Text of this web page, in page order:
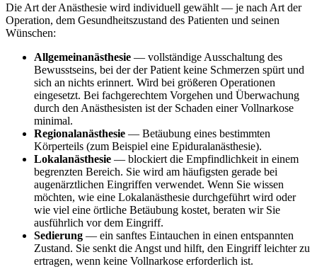
Die Art der Anästhesie wird individuell gewählt — je nach Art der
Operation, dem Gesundheitszustand des Patienten und seinen
Wünschen:
Allgemeinanästhesie — vollständige Ausschaltung des
Bewusstseins, bei der der Patient keine Schmerzen spürt und
sich an nichts erinnert. Wird bei größeren Operationen
eingesetzt. Bei fachgerechtem Vorgehen und Überwachung
durch den Anästhesisten ist der Schaden einer Vollnarkose
minimal.
Regionalanästhesie — Betäubung eines bestimmten
Körperteils (zum Beispiel eine Epiduralanästhesie).
Lokalanästhesie — blockiert die Empfindlichkeit in einem
begrenzten Bereich. Sie wird am häufigsten gerade bei
augenärztlichen Eingriffen verwendet. Wenn Sie wissen
möchten, wie eine Lokalanästhesie durchgeführt wird oder
wie viel eine örtliche Betäubung kostet, beraten wir Sie
ausführlich vor dem Eingriff.
Sedierung — ein sanftes Eintauchen in einen entspannten
Zustand. Sie senkt die Angst und hilft, den Eingriff leichter zu
ertragen, wenn keine Vollnarkose erforderlich ist.